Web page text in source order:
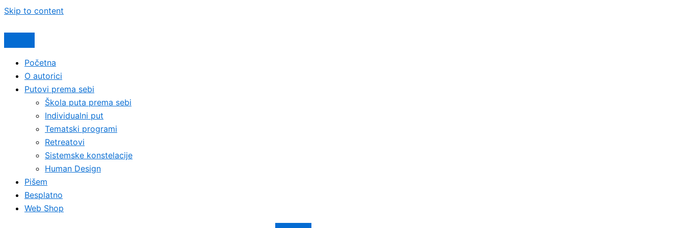
Skip to content
Početna
O autorici
Putovi prema sebi
Škola puta prema sebi
Individualni put
Tematski programi
Retreatovi
Sistemske konstelacije
Human Design
Pišem
Besplatno
Web Shop